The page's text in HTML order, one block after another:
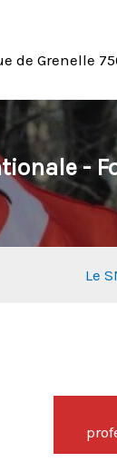
de Grenelle
-
Le